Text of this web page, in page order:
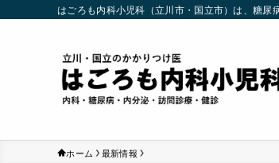
はごろも内科小児科（立川市・国立市）は、糖尿
ホーム 最新情報